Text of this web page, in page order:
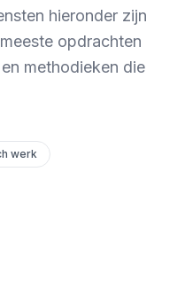
hieronder zijn
opdrachten
methodieken die
werk